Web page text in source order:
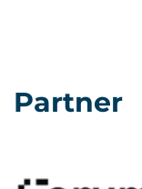
Partner